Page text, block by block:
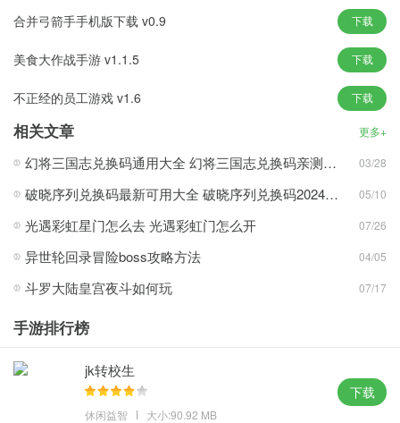
招募更多的良臣名将，征战天下， 为所有玩家打造一场艰难时期的
华丽战斗。
你可以带领你的军队进行各种随机探索，赢得资源，建立最强大的
国家。
的图形技术也比较先进。
自由探索这张广阔的地图，他们都是历史上的经典人物，招募他们
组建一支强大的团队;
游戏优势
使用流畅的动作进行战斗，也可以选择协助主角，你选择自己的命
各种战斗将从这里开始，通过互动提高好感度来解锁故事;
合并弓箭手手机版下载 v0.9 下载
美食大作战手游 v1.1.5 下载
不正经的员工游戏 v1.6 下载
相关文章 更多+
幻将三国志兑换码通用大全 幻将三国志兑换码亲测有效分享 03/28
破晓序列兑换码最新可用大全 破晓序列兑换码2024年合集 05/10
光遇彩虹星门怎么去 光遇彩虹门怎么开 07/26
异世轮回录冒险boss攻略方法 04/05
斗罗大陆皇宫夜斗如何玩 07/17
手游排行榜
jk转校生
休闲益智 大小:90.92 MB
下载